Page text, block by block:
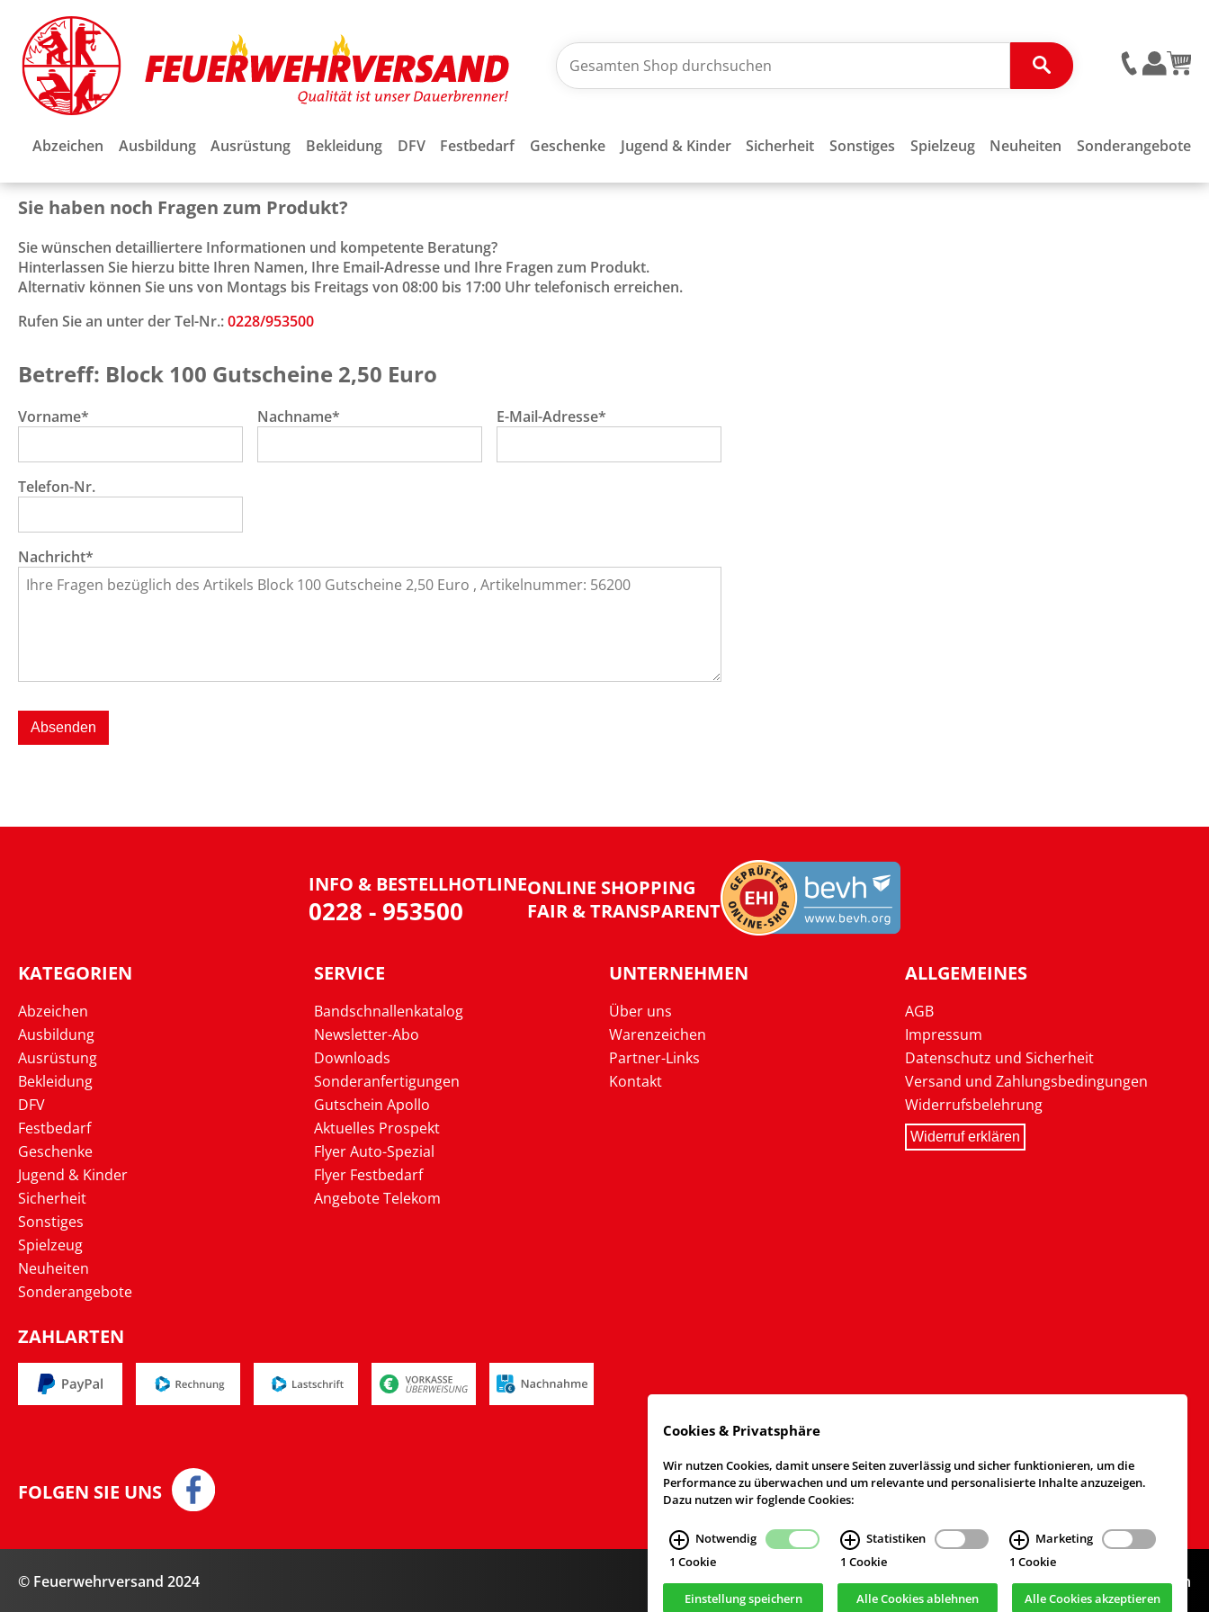
Abzeichen Ausbildung Ausrüstung Bekleidung DFV Festbedarf Geschenke Jugend & Kinder Sicherheit Sonstiges Spielzeug Neuheiten Sonderangebote
Sie haben noch Fragen zum Produkt?
Sie wünschen detailliertere Informationen und kompetente Beratung?
Hinterlassen Sie hierzu bitte Ihren Namen, Ihre Email-Adresse und Ihre Fragen zum Produkt.
Alternativ können Sie uns von Montags bis Freitags von 08:00 bis 17:00 Uhr telefonisch erreichen.
Rufen Sie an unter der Tel-Nr.:0228/953500
Betreff: Block 100 Gutscheine 2,50 Euro
Vorname* Nachname* E-Mail-Adresse*
Telefon-Nr.
Nachricht*
Absenden
INFO & BESTELLHOTLINE
0228 - 953500
ONLINE SHOPPING
FAIR & TRANSPARENT
KATEGORIEN
Abzeichen
Ausbildung
Ausrüstung
Bekleidung
DFV
Festbedarf
Geschenke
Jugend & Kinder
Sicherheit
Sonstiges
Spielzeug
Neuheiten
Sonderangebote
SERVICE
Bandschnallenkatalog
Newsletter-Abo
Downloads
Sonderanfertigungen
Gutschein Apollo
Aktuelles Prospekt
Flyer Auto-Spezial
Flyer Festbedarf
Angebote Telekom
UNTERNEHMEN
Über uns
Warenzeichen
Partner-Links
Kontakt
ALLGEMEINES
AGB
Impressum
Datenschutz und Sicherheit
Versand und Zahlungsbedingungen
Widerrufsbelehrung
Widerruf erklären
ZAHLARTEN
FOLGEN SIE UNS
© Feuerwehrversand 2024 Webdesign & Realisierungcekom GmbH, Köln
Cookies & Privatsphäre
Wir nutzen Cookies, damit unsere Seiten zuverlässig und sicher funktionieren, um die
Performance zu überwachen und um relevante und personalisierte Inhalte anzuzeigen.
Dazu nutzen wir foglende Cookies:
Notwendig
1 Cookie
Statistiken
1 Cookie
Marketing
1 Cookie
Einstellung speichern Alle Cookies ablehnen Alle Cookies akzeptieren